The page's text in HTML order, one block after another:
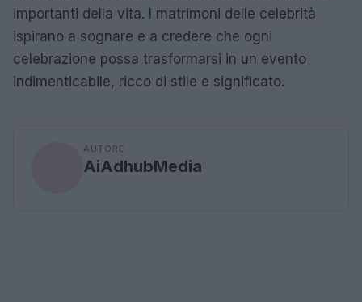
importanti della vita. I matrimoni delle celebrità
ispirano a sognare e a credere che ogni
celebrazione possa trasformarsi in un evento
indimenticabile, ricco di stile e significato.
AUTORE
AiAdhubMedia